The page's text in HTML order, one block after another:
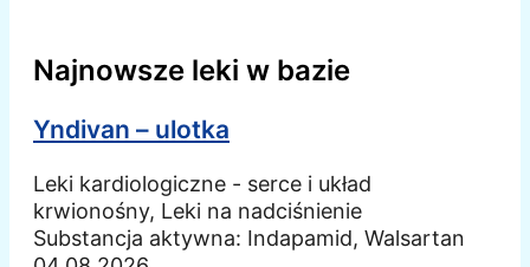
Najnowsze leki w bazie
Yndivan – ulotka
Leki kardiologiczne - serce i układ
krwionośny, Leki na nadciśnienie
Substancja aktywna: Indapamid, Walsartan